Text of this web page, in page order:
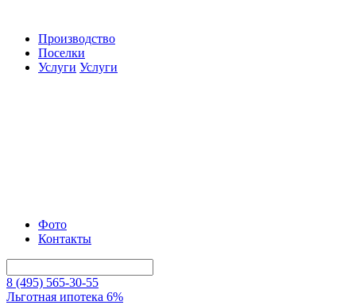
Производство
Поселки
Услуги Услуги
Фото
Контакты
8 (495) 565-30-55
Льготная ипотека 6%